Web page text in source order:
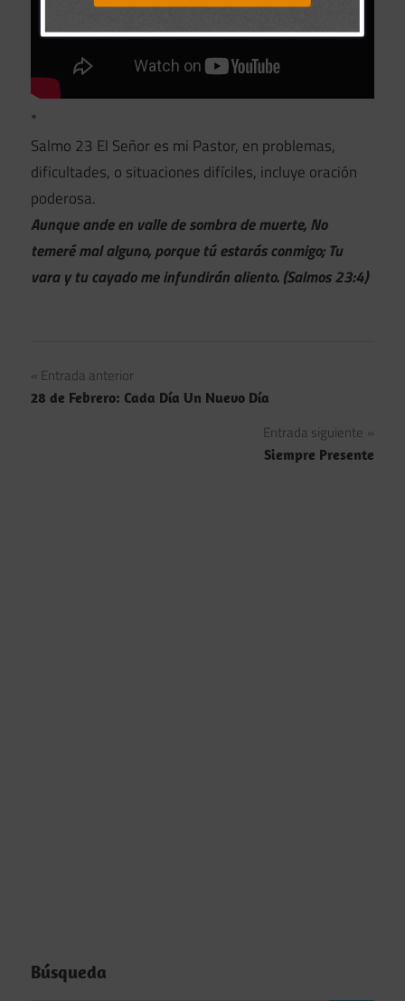
*
Salmo 23 El Señor es mi Pastor, en problemas,
dificultades, o situaciones difíciles, incluye oración
poderosa.
Aunque ande en valle de sombra de muerte, No
temeré mal alguno, porque tú estarás conmigo; Tu
vara y tu cayado me infundirán aliento. (Salmos 23:4)
Navegación
de
Entrada anterior
28 de Febrero: Cada Día Un Nuevo Día
Entrada siguiente
Siempre Presente
Búsqueda